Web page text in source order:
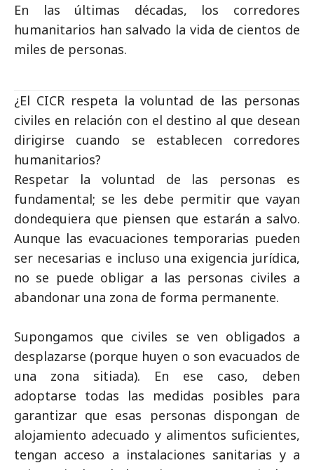
En las últimas décadas, los corredores
humanitarios han salvado la vida de cientos de
miles de personas.
¿El CICR respeta la voluntad de las personas
civiles en relación con el destino al que desean
dirigirse cuando se establecen corredores
humanitarios?
Respetar la voluntad de las personas es
fundamental; se les debe permitir que vayan
dondequiera que piensen que estarán a salvo.
Aunque las evacuaciones temporarias pueden
ser necesarias e incluso una exigencia jurídica,
no se puede obligar a las personas civiles a
abandonar una zona de forma permanente.
Supongamos que civiles se ven obligados a
desplazarse (porque huyen o son evacuados de
una zona sitiada). En ese caso, deben
adoptarse todas las medidas posibles para
garantizar que esas personas dispongan de
alojamiento adecuado y alimentos suficientes,
tengan acceso a instalaciones sanitarias y a